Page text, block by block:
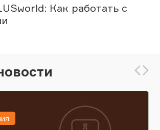
Как работать с